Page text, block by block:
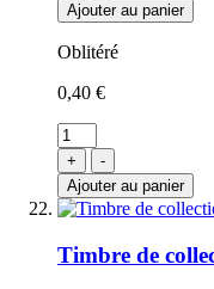
Ajouter au panier
Oblitéré
0,40 €
+
-
Ajouter au panier
Timbre de